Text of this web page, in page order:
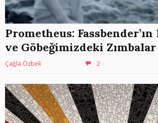
Prometheus:
ve Göbeğimizdeki Zımbalar
Çağla Özbek 2